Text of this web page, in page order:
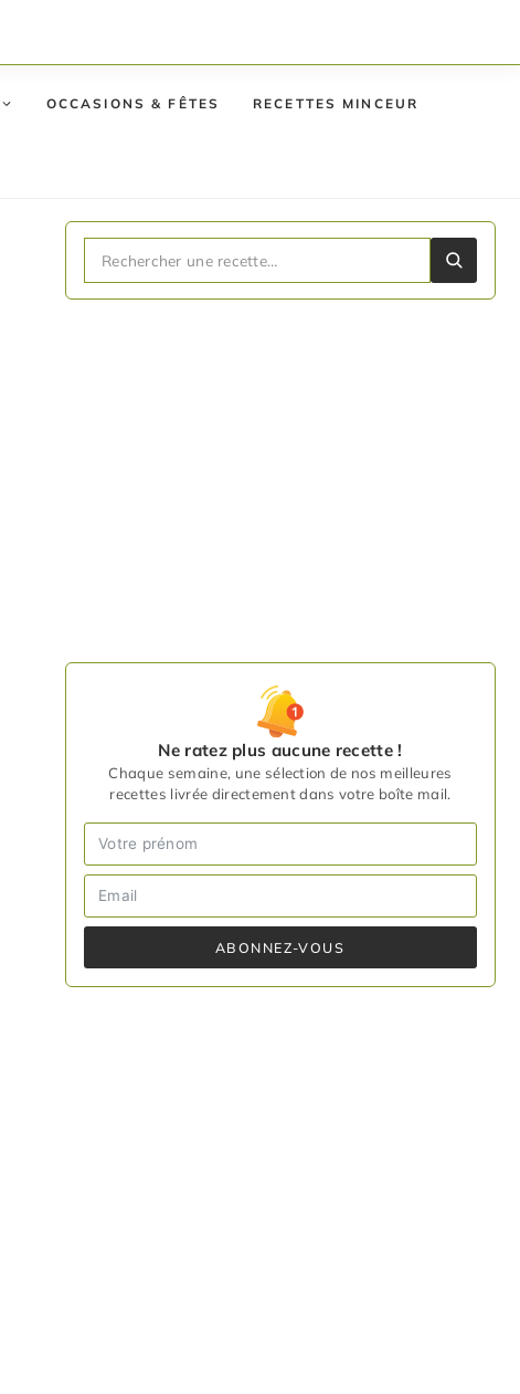
OCCASIONS & FÊTES RECETTES MINCEUR
Ne ratez plus aucune recette !
Chaque semaine, une sélection de nos meilleures
recettes livrée directement dans votre boîte mail.
ABONNEZ-VOUS